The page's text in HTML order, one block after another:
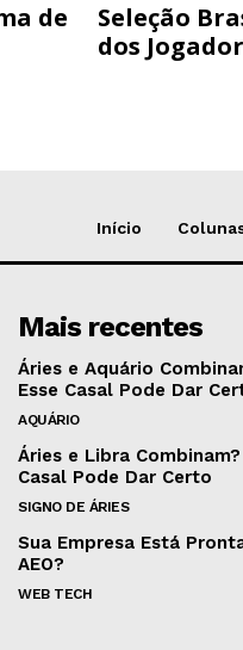
de
Seleção
dos
Início
Mais recentes
Áries e Aquário
Esse Casal Pode Dar
AQUÁRIO
Áries e Libra
Casal Pode Dar Certo
SIGNO DE ÁRIES
Sua Empresa Está
AEO?
WEB TECH